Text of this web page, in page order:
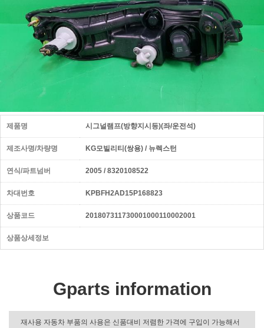
제품명 시그널램프(방향지시등)(좌/운전석)
제조사명/차량명 KG모빌리티(쌍용) / 뉴렉스턴
연식/파트넘버 2005 / 8320108522
차대번호 KPBFH2AD15P168823
상품코드 201807311730001000110002001
상품상세정보
Gparts information
재사용 자동차 부품의 사용은 신품대비 저렴한 가격에 구입이 가능해서